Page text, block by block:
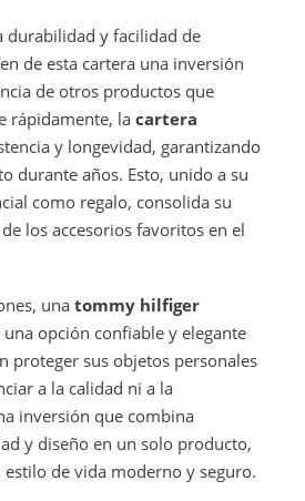
durabilidad y facilidad de
de esta cartera una inversión
de otros productos que
rápidamente, la cartera
y longevidad, garantizando
durante años. Esto, unido a su
como regalo, consolida su
los accesorios favoritos en el
una tommy hilfiger
una opción confiable y elegante
proteger sus objetos personales
a la calidad ni a la
inversión que combina
y diseño en un solo producto,
de vida moderno y seguro.